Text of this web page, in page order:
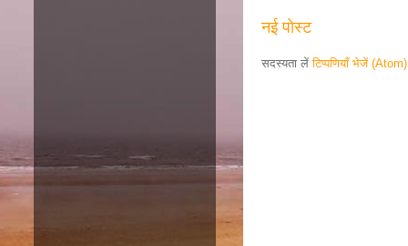
नई पोस्ट
सदस्यता लेंटिप्पणियाँ भेजें (Atom)